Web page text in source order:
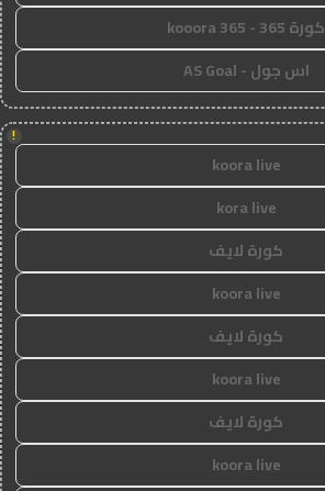
كورة 365 - kooora 365
اس جول - AS Goal
!
koora live
kora live
كورة لايف
koora live
كورة لايف
koora live
كورة لايف
koora live